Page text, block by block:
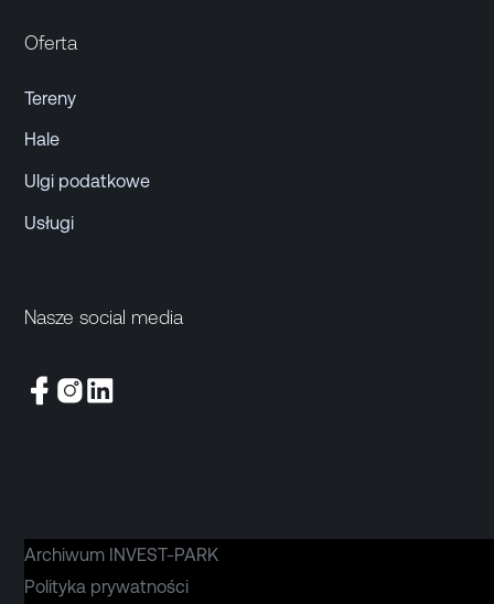
Oferta
Tereny
Hale
Ulgi podatkowe
Usługi
Nasze social media
Archiwum INVEST-PARK
Polityka prywatności